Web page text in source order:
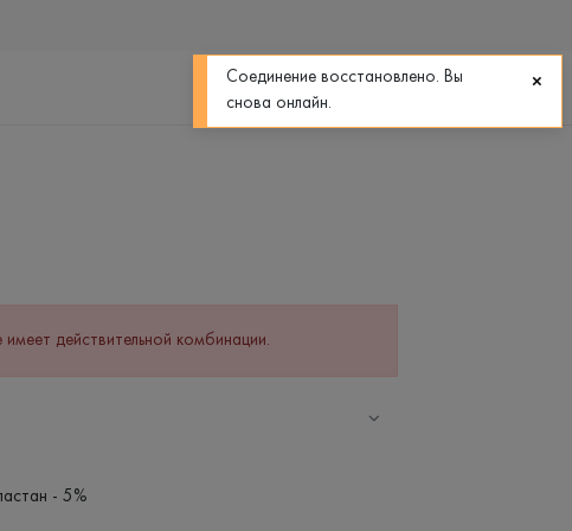
0
действительной комбинации.
- 5%
Соединение восстановлено. Вы
снова онлайн.